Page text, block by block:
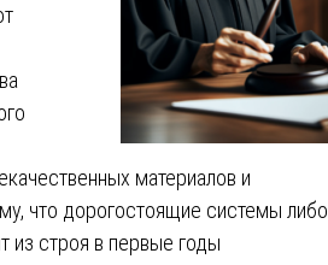
материалов и
что дорогостоящие системы либо
из строя в первые годы